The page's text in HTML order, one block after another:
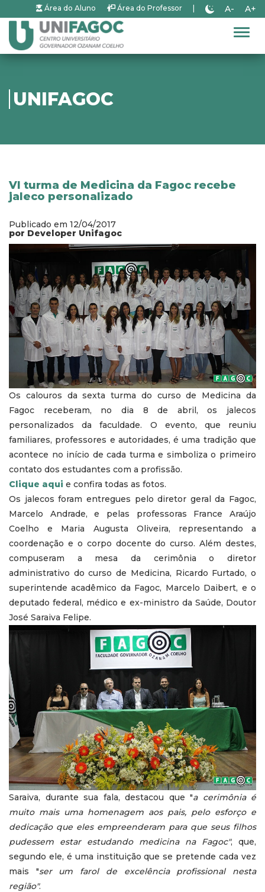
Área do Aluno Área do Professor A- A+
UNIFAGOC
VI turma de Medicina da Fagoc recebe
jaleco personalizado
Publicado em 12/04/2017
por Developer Unifagoc
Os calouros da sexta turma do curso de Medicina da
Fagoc receberam, no dia 8 de abril, os jalecos
personalizados da faculdade. O evento, que reuniu
familiares, professores e autoridades, é uma tradição que
acontece no início de cada turma e simboliza o primeiro
contato dos estudantes com a profissão.
Clique aqui e confira todas as fotos.
Os jalecos foram entregues pelo diretor geral da Fagoc,
Marcelo Andrade, e pelas professoras France Araújo
Coelho e Maria Augusta Oliveira, representando a
coordenação e o corpo docente do curso. Além destes,
compuseram a mesa da cerimônia o diretor
administrativo do curso de Medicina, Ricardo Furtado, o
superintende acadêmico da Fagoc, Marcelo Daibert, e o
deputado federal, médico e ex-ministro da Saúde, Doutor
José Saraiva Felipe.
Saraiva, durante sua fala, destacou que "a cerimônia é
muito mais uma homenagem aos pais, pelo esforço e
dedicação que eles empreenderam para que seus filhos
pudessem estar estudando medicina na Fagoc", que,
segundo ele, é uma instituição que se pretende cada vez
mais "ser um farol de excelência profissional nesta
região".